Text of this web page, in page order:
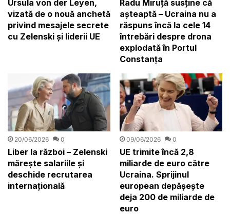
Ursula von der Leyen,
vizată de o nouă anchetă
privind mesajele secrete
cu Zelenski și liderii UE
Radu Miruță susține că
așteaptă – Ucraina nu a
răspuns încă la cele 14
întrebări despre drona
explodată în Portul
Constanța
20/06/2026 0
Liber la război – Zelenski
mărește salariile și
deschide recrutarea
internațională
09/06/2026 0
UE trimite încă 2,8
miliarde de euro către
Ucraina. Sprijinul
european depășește
deja 200 de miliarde de
euro